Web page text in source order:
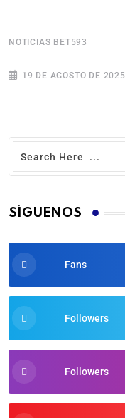
NOTICIAS BET593
19 DE AGOSTO DE 2025
SÍGUENOS
Fans
Followers
Followers